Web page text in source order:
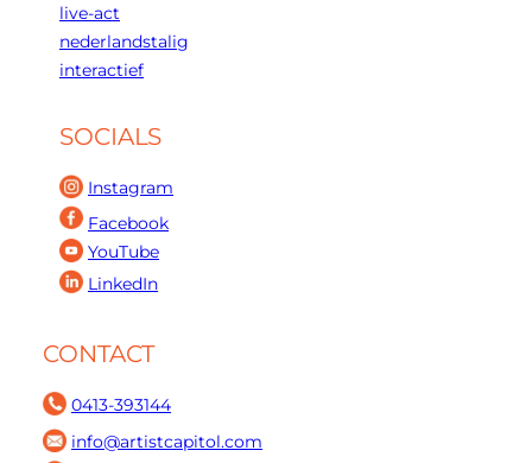
live-act
nederlandstalig
interactief
SOCIALS
Instagram
Facebook
YouTube
LinkedIn
CONTACT
0413-393144
info@artistcapitol.com